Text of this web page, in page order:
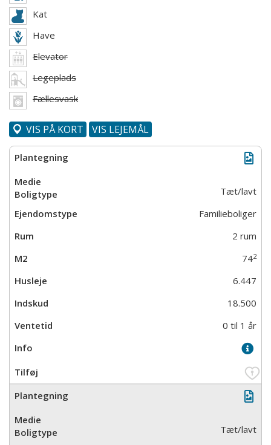
Kat
Have
Elevator
Legeplads
Fællesvask
VIS PÅ KORT VIS LEJEMÅL
Tæt/lavt
Familieboliger
2 rum
742
6.447
18.500
0 til 1 år
Tæt/lavt